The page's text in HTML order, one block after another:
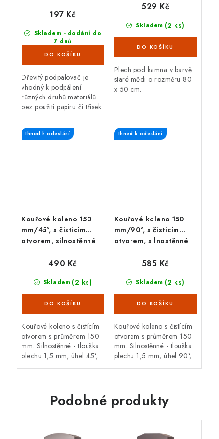
Skladem - dodání do
7 dnů
(>100 bal)
197 Kč
Dřevitý podpalovač je
vhodný k podpálení
různých druhů materiálů
bez použití papíru či třísek.
podpalování grilů,
venkovních ohnišť, kamen
Skladem (2 ks)
529 Kč
Plech pod kamna v barvě
staré mědi o rozměru 80
x 50 cm.
Kouřové koleno 150
mm/45°, s čisticím
otvorem, silnostěnné
Ihned k odeslání
Skladem (2 ks)
490 Kč
Kouřové koleno s čistícím
otvorem s průměrem 150
mm. Silnostěnné - tlouška
plechu 1,5 mm, úhel 45°,
hrdlem kamen a...
Kouřové koleno 150
mm/90°, s čisticím
otvorem, silnostěnné
Ihned k odeslání
Skladem (2 ks)
585 Kč
Kouřové koleno s čistícím
otvorem s průměrem 150
mm. Silnostěnné - tlouška
plechu 1,5 mm, úhel 90°,
hrdlem kamen a...
Podobné produkty